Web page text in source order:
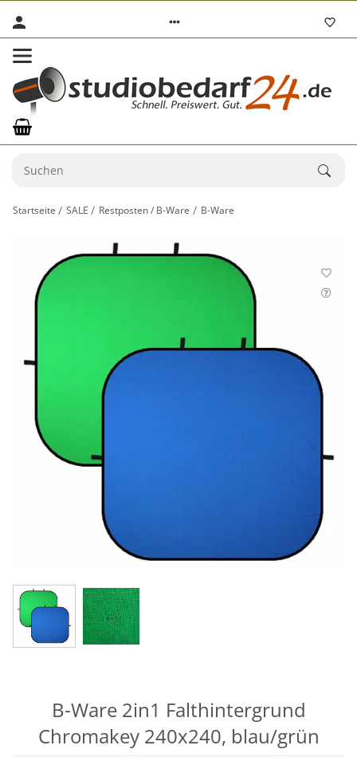
Startseite SALE Restposten / B-Ware B-Ware
B-Ware 2in1 Falthintergrund
Chromakey 240x240, blau/grün